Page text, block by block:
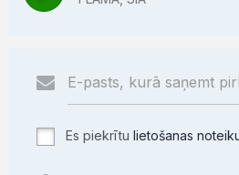
Es piekrītu lietošanas